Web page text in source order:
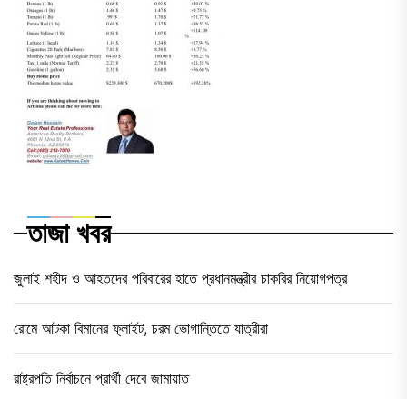
তাজা খবর
জুলাই শহীদ ও আহতদের পরিবারের হাতে প্রধানমন্ত্রীর চাকরির নিয়োগপত্র
রোমে আটকা বিমানের ফ্লাইট, চরম ভোগান্তিতে যাত্রীরা
রাষ্ট্রপতি নির্বাচনে প্রার্থী দেবে জামায়াত